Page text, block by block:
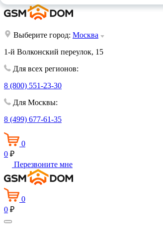
Выберите город: Москва
1-й Волконский переулок, 15
Для всех регионов:
8 (800) 551-23-30
Для Москвы:
8 (499) 677-61-35
0
0 ₽
Перезвоните мне
0
0 ₽